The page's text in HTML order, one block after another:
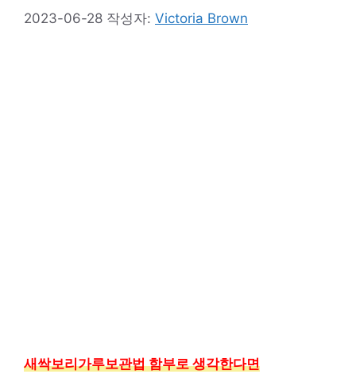
2023-06-28 작성자: Victoria Brown
새싹보리가루보관법 함부로 생각한다면